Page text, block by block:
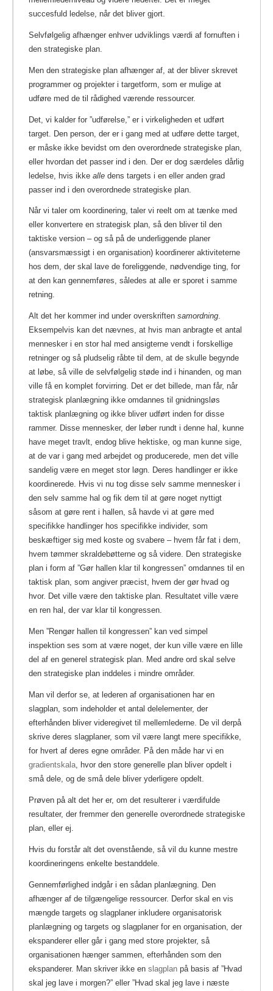
succesfuld ledelse, når det bliver gjort.
Selvfølgelig afhænger enhver udviklings værdi af fornuften i
den strategiske plan.
Men den strategiske plan afhænger af, at der bliver skrevet
programmer og projekter i targetform, som er mulige at
udføre med de til rådighed værende ressourcer.
Det, vi kalder for ”udførelse,” er i virkeligheden et udført
target. Den person, der er i gang med at udføre dette target,
er måske ikke bevidst om den overordnede strategiske plan,
eller hvordan det passer ind i den. Der er dog særdeles dårlig
ledelse, hvis ikke alle dens targets i en eller anden grad
passer ind i den overordnede strategiske plan.
Når vi taler om koordinering, taler vi reelt om at tænke med
eller konvertere en strategisk plan, så den bliver til den
taktiske version – og så på de underliggende planer
(ansvarsmæssigt i en organisation) koordinerer aktiviteterne
hos dem, der skal lave de foreliggende, nødvendige ting, for
at den kan gennemføres, således at alle er sporet i samme
retning.
Alt det her kommer ind under overskriften samordning.
Eksempelvis kan det nævnes, at hvis man anbragte et antal
mennesker i en stor hal med ansigterne vendt i forskellige
retninger og så pludselig råbte til dem, at de skulle begynde
at løbe, så ville de selvfølgelig støde ind i hinanden, og man
ville få en komplet forvirring. Det er det billede, man får, når
strategisk planlægning ikke omdannes til gnidningsløs
taktisk planlægning og ikke bliver udført inden for disse
rammer. Disse mennesker, der løber rundt i denne hal, kunne
have meget travlt, endog blive hektiske, og man kunne sige,
at de var i gang med arbejdet og producerede, men det ville
sandelig være en meget stor løgn. Deres handlinger er ikke
koordinerede. Hvis vi nu tog disse selv samme mennesker i
den selv samme hal og fik dem til at gøre noget nyttigt
såsom at gøre rent i hallen, så havde vi at gøre med
specifikke handlinger hos specifikke individer, som
beskæftiger sig med koste og svabere – hvem får fat i dem,
hvem tømmer skraldebøtterne og så videre. Den strategiske
plan i form af ”Gør hallen klar til kongressen” omdannes til en
taktisk plan, som angiver præcist, hvem der gør hvad og
hvor. Det ville være den taktiske plan. Resultatet ville være
en ren hal, der var klar til kongressen.
Men ”Rengør hallen til kongressen” kan ved simpel
inspektion ses som at være noget, der kun ville være en lille
del af en generel strategisk plan. Med andre ord skal selve
den strategiske plan inddeles i mindre områder.
Man vil derfor se, at lederen af organisationen har en
slagplan, som indeholder et antal delelementer, der
efterhånden bliver videregivet til mellemlederne. De vil derpå
skrive deres slagplaner, som vil være langt mere specifikke,
for hvert af deres egne områder. På den måde har vi en
gradientskala , hvor den store generelle plan bliver opdelt i
små dele, og de små dele bliver yderligere opdelt.
Prøven på alt det her er, om det resulterer i værdifulde
resultater, der fremmer den generelle overordnede strategiske
plan, eller ej.
Hvis du forstår alt det ovenstående, så vil du kunne mestre
koordineringens enkelte bestanddele.
Gennemførlighed indgår i en sådan planlægning. Den
afhænger af de tilgængelige ressourcer. Derfor skal en vis
mængde targets og slagplaner inkludere organisatorisk
planlægning og targets og slagplaner for en organisation, der
ekspanderer eller går i gang med store projekter, så
organisationen hænger sammen, efterhånden som den
ekspanderer. Man skriver ikke en slagplan på basis af ”Hvad
skal jeg lave i morgen?” eller ”Hvad skal jeg lave i næste